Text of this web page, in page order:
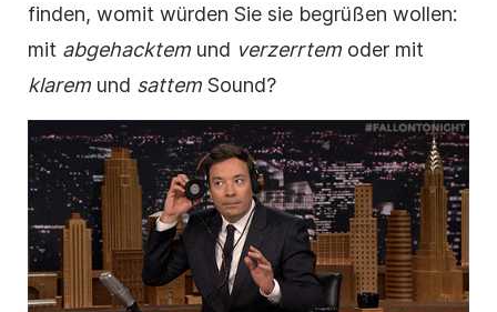
finden, womit würden Sie sie begrüßen wollen:
mit abgehacktem und verzerrtem oder mit
klarem und sattem Sound?